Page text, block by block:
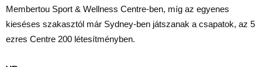
Membertou Sport & Wellness Centre-ben, míg az egyenes
kieséses szakasztól már Sydney-ben játszanak a csapatok, az 5
ezres Centre 200 létesítményben.